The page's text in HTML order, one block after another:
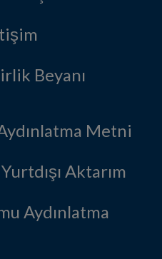
Beyanı
Metni
Aktarım
Aydınlatma